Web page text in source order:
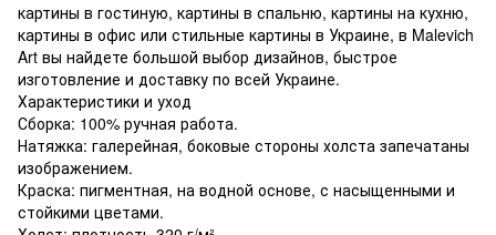
картины в гостиную, картины в спальню, картины на кухню,
картины в офис или стильные картины в Украине, в Malevich
Art вы найдете большой выбор дизайнов, быстрое
изготовление и доставку по всей Украине.
Характеристики и уход
Сборка: 100% ручная работа.
Натяжка: галерейная, боковые стороны холста запечатаны
изображением.
Краска: пигментная, на водной основе, с насыщенными и
стойкими цветами.